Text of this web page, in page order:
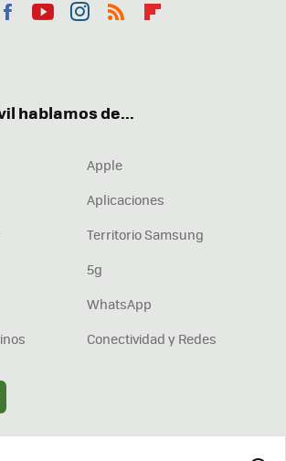
hablamos de...
Apple
Aplicaciones
Territorio Samsung
5g
WhatsApp
Conectividad y Redes